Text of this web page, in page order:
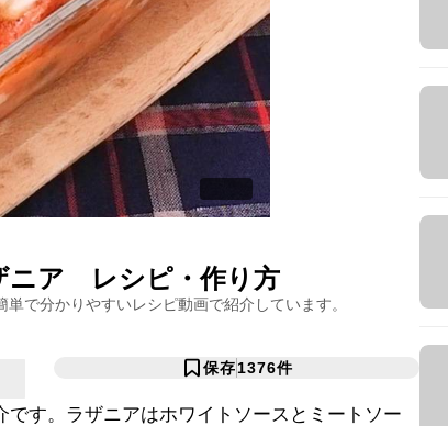
ニア レシピ・作り方
単で分かりやすいレシピ動画で紹介しています。
保存1376件
す。ラザニアはホワイトソースとミートソー